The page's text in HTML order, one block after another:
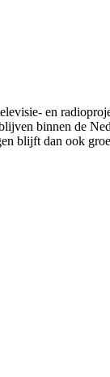
en
binnen de
blijft dan ook